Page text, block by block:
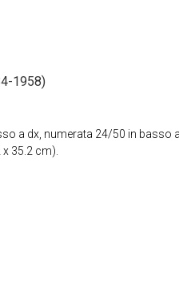
1958)
a dx, numerata 24/50 in basso
35.2 cm).